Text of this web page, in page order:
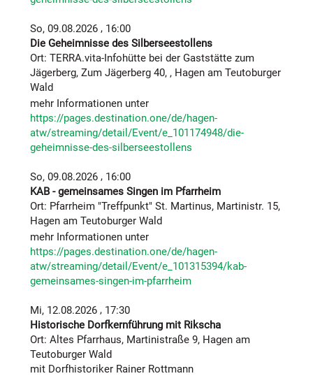
vorwiegend den Bewohnern in den Hagener
Altenheimen und der Tagespflege. In diesem
weiterführenden Projekt sah die Gruppe eine
Möglichkeit, insbesondere auch bei den älteren
Hagenern über eine intensive Konfrontation mit der
Historie ihres Heimatortes Erinnerungen und den
Austausch von Lebensgeschichten untereinander zu
fördern.
Dazu hatten die Ehrenamtler keine Kosten und Mühe
gescheut und zu diesem Termin zusätzlich zu den
eigenen beiden Rikschas zwei weitere Rikschas von
den befreundeten Kollegen aus der Lengericher
Rikscha-Gruppe auf einem Anhänger hinzugeholt.
Dadurch konnten neben dem Referenten weitere
sieben in der Mobilität eingeschränkte Personen
mitfahren und den Vortrag verfolgen. Da auch einige
mussten, hatte die Rikscha-Gruppe neben den vier
erforderlichen Rikscha-Piloten auch einige weitere
Helfer aus der Gruppe dabei, die einen reibungslosen
und gefahrlosen Ablauf sicherstellten.
So, 09.08.2026, 16:00
Die Geheimnisse des Silberseestollens
Ort: TERRA.vita-Infohütte bei der Gaststätte zum
Jägerberg, Zum Jägerberg 40, , Hagen am Teutoburger
Wald
mehr Informationen unter
https://pages.destination.one/de/hagen-
atw/streaming/detail/Event/e_101174948/die-
geheimnisse-des-silberseestollens
So, 09.08.2026, 16:00
KAB - gemeinsames Singen im Pfarrheim
Ort: Pfarrheim "Treffpunkt" St. Martinus, Martinistr. 15,
Hagen am Teutoburger Wald
mehr Informationen unter
https://pages.destination.one/de/hagen-
atw/streaming/detail/Event/e_101315394/kab-
gemeinsames-singen-im-pfarrheim
Mi, 12.08.2026, 17:30
Historische Dorfkernführung mit Rikscha
Ort: Altes Pfarrhaus, Martinistraße 9, Hagen am
Teutoburger Wald
mit Dorfhistoriker Rainer Rottmann